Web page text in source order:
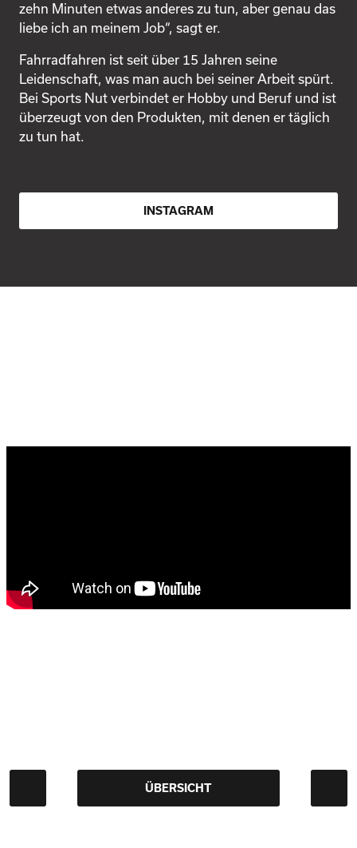
zehn Minuten etwas anderes zu tun, aber genau das
liebe ich an meinem Job“, sagt er.
Fahrradfahren ist seit über 15 Jahren seine
Leidenschaft, was man auch bei seiner Arbeit spürt.
Bei Sports Nut verbindet er Hobby und Beruf und ist
überzeugt von den Produkten, mit denen er täglich
zu tun hat.
INSTAGRAM
ÜBERSICHT